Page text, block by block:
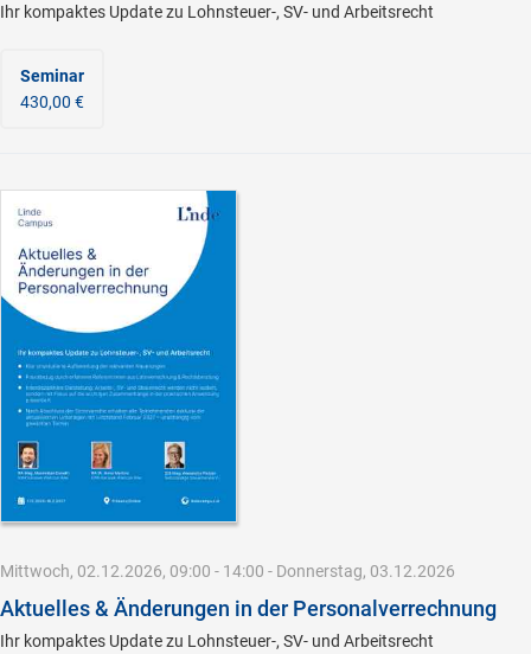
Ihr kompaktes Update zu Lohnsteuer-, SV- und Arbeitsrecht
Seminar
430,00 €
Mittwoch, 02.12.2026, 09:00 - 14:00 - Donnerstag, 03.12.2026
Aktuelles & Änderungen in der Personalverrechnung
Ihr kompaktes Update zu Lohnsteuer-, SV- und Arbeitsrecht